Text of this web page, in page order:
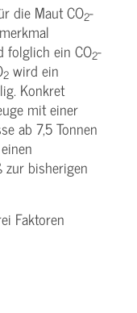
die Maut CO2-
folglich ein CO2-
2 wird ein
Konkret
mit einer
ab 7,5 Tonnen
zur bisherigen
Faktoren